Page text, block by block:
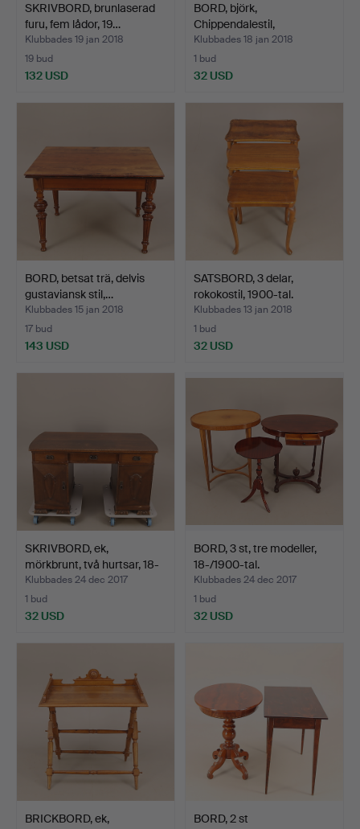
SKRIVBORD, brunlaserad
furu, fem lådor, 19…
Klubbades 19 jan 2018
19 bud
132 USD
BORD, björk,
Chippendalestil,
balusterben,…
Klubbades 18 jan 2018
1 bud
32 USD
BORD, betsat trä, delvis
gustaviansk stil,…
Klubbades 15 jan 2018
17 bud
143 USD
SATSBORD, 3 delar,
rokokostil, 1900-tal.
Klubbades 13 jan 2018
1 bud
32 USD
SKRIVBORD, ek,
mörkbrunt, två hurtsar, 18-
…
Klubbades 24 dec 2017
1 bud
32 USD
BORD, 3 st, tre modeller,
18-/1900-tal.
Klubbades 24 dec 2017
1 bud
32 USD
BRICKBORD, ek,
BORD, 2 st